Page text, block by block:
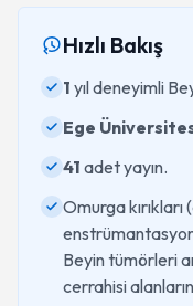
Hızlı Bakış
1 yıl deneyimli
Ege
41 adet yayın.
Omurga kırıkları
Beyin tümörleri
cerrahisi